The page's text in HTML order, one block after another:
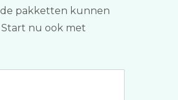
de pakketten kunnen
Start nu ook met